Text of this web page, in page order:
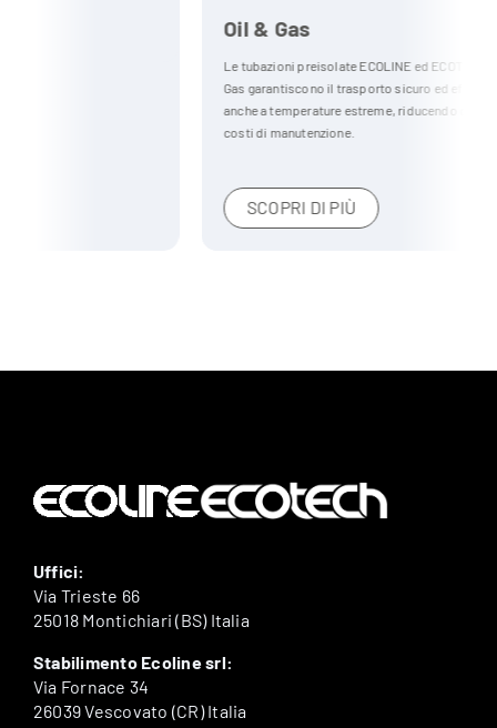
Le tubazioni preisolate ECOLINE ed ECOTECH per il settore Oil &
Gas garantiscono il trasporto sicuro ed efficiente di liquidi e gas,
anche a temperature estreme, riducendo dispersioni termiche e
costi di manutenzione.
SCOPRI DI PIÙ
Uffici:
Via Trieste 66
25018 Montichiari (BS) Italia
Stabilimento Ecoline srl:
Via Fornace 34
26039 Vescovato (CR) Italia